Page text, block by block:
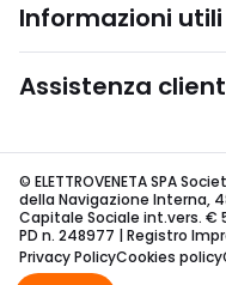
Informazioni utili
Assistenza
© ELETTROVENETA SPA
della Navigazione Interna,
Capitale Sociale int.vers. €
PD n. 248977 | Registro
Privacy PolicyCookies policy